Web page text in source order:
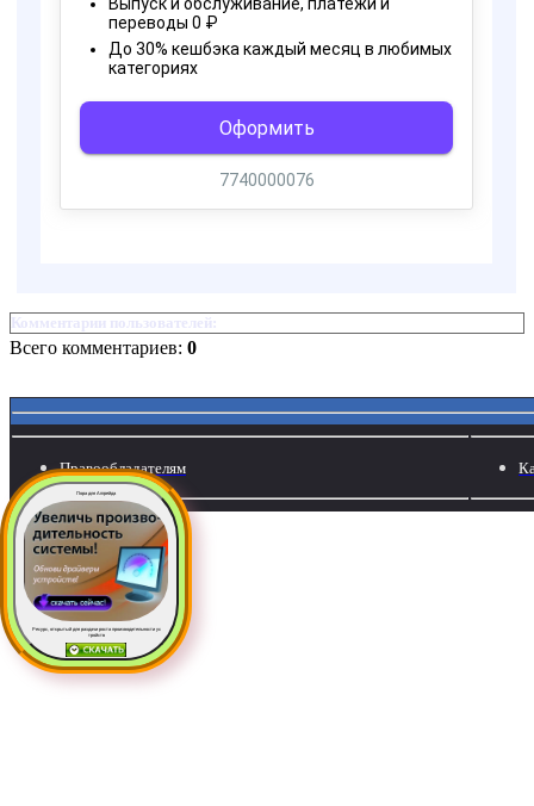
Пора для Апгрейда
Ресурс, открытый для раздачи роста производительности ус
тройств
Комментарии пользователей:
Всего комментариев: 0
Правообладателям